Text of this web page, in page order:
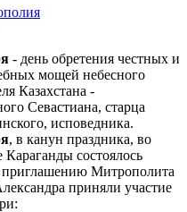
- день обретения честных и
мощей небесного
Казахстана -
Севастиана, старца
исповедника.
, в канун праздника, во
состоялось
Митрополита
приняли участие